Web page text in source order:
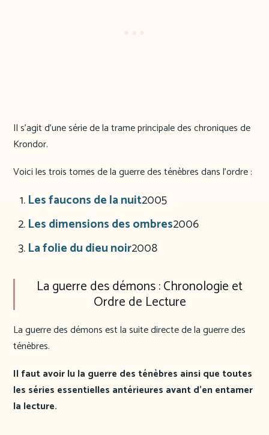
Il s’agit d’une série de la trame principale des chroniques de
Krondor.
Voici les trois tomes de la guerre des ténèbres dans l’ordre :
Les faucons de la nuit2005
Les dimensions des ombres2006
La folie du dieu noir2008
La guerre des démons : Chronologie et
Ordre de Lecture
La guerre des démons est la suite directe de la guerre des
ténèbres.
Il faut avoir lu la guerre des ténèbres ainsi que toutes
les séries essentielles antérieures avant d’en entamer
la lecture.